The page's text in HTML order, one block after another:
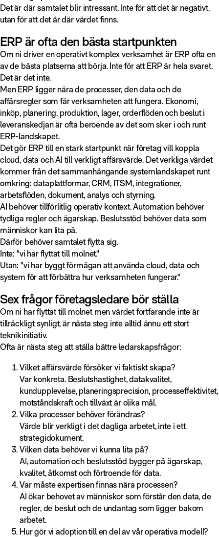
Det är där samtalet blir intressant. Inte för att det är negativt,
utan för att det är där värdet finns.
ERP är ofta den bästa startpunkten
Om ni driver en operativt komplex verksamhet är ERP ofta en
av de bästa platserna att börja. Inte för att ERP är hela svaret.
Det är det inte.
Men ERP ligger nära de processer, den data och de
affärsregler som får verksamheten att fungera. Ekonomi,
inköp, planering, produktion, lager, orderflöden och beslut i
leveranskedjan är ofta beroende av det som sker i och runt
ERP-landskapet.
Det gör ERP till en stark startpunkt när företag vill koppla
cloud, data och AI till verkligt affärsvärde. Det verkliga värdet
kommer från det sammanhängande systemlandskapet runt
omkring: dataplattformar, CRM, ITSM, integrationer,
arbetsflöden, dokument, analys och styrning.
AI behöver tillförlitlig operativ kontext. Automation behöver
tydliga regler och ägarskap. Beslutsstöd behöver data som
människor kan lita på.
Därför behöver samtalet flytta sig.
Inte: "vi har flyttat till molnet."
Utan: "vi har byggt förmågan att använda cloud, data och
system för att förbättra hur verksamheten fungerar."
Sex frågor företagsledare bör ställa
Om ni har flyttat till molnet men värdet fortfarande inte är
tillräckligt synligt, är nästa steg inte alltid ännu ett stort
teknikinitiativ.
Ofta är nästa steg att ställa bättre ledarskapsfrågor:
Vilket affärsvärde försöker vi faktiskt skapa?
Var konkreta. Beslutshastighet, datakvalitet,
kundupplevelse, planeringsprecision, processeffektivitet,
motståndskraft och tillväxt är olika mål.
Vilka processer behöver förändras?
Värde blir verkligt i det dagliga arbetet, inte i ett
strategidokument.
Vilken data behöver vi kunna lita på?
AI, automation och beslutsstöd bygger på ägarskap,
kvalitet, åtkomst och förtroende för data.
Var måste expertisen finnas nära processen?
AI ökar behovet av människor som förstår den data, de
regler, de beslut och de undantag som ligger bakom
arbetet.
Hur gör vi adoption till en del av vår operativa modell?